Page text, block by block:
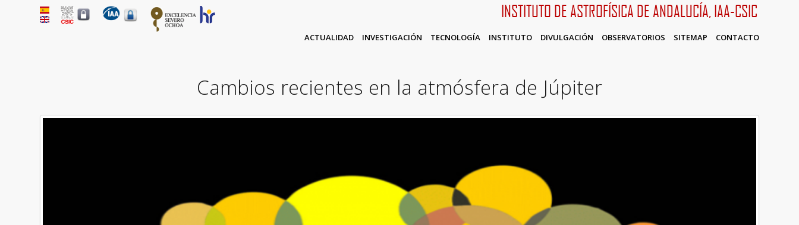
INSTITUTO DE ASTROFÍSICA DE ANDALUCÍA, IAA-CSIC
ACTUALIDAD INVESTIGACIÓN TECNOLOGÍA INSTITUTO DIVULGACIÓN OBSERVATORIOS SITEMAP CONTACTO
Cambios recientes en la atmósfera de Júpiter